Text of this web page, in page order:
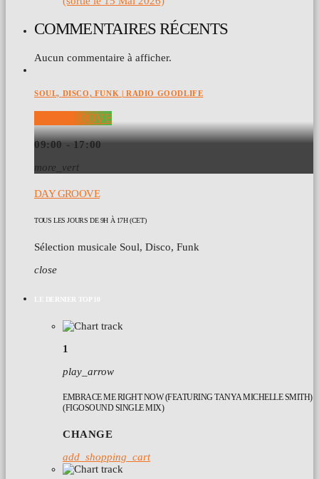
COMMENTAIRES RÉCENTS
Aucun commentaire à afficher.
SOUL, DISCO, FUNK | RADIO GOODLIFE
DAY GROOVE
09:00 - 17:00
more_vert
DAY GROOVE
TOUS LES JOURS DE 9H À 17H (CET)
Sélection musicale Soul, Disco, Funk
close
LE DERNIER TOP 10
1
play_arrow
EMBRACE ME RIGHT NOW (FEATURING TANYA MICHELLE SMITH)
(FIGOSOUND SINGLE MIX)
CHANGE
add_shopping_cart